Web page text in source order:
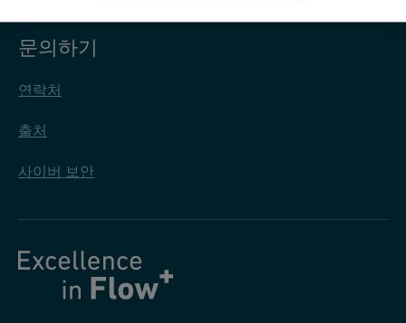
문의하기
연락처
출처
사이버 보안